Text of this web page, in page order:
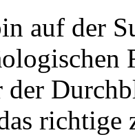
auf der
richtige